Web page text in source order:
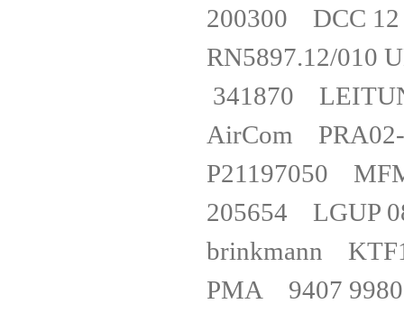
200300 DCC
RN5897.12/
341870
AirCom
P21197050
205654 LGUP
brinkmann
PMA 9407